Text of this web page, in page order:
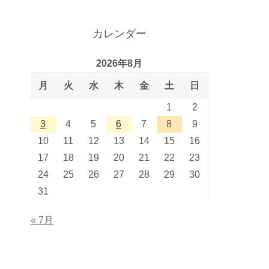
カレンダー
2026年8月
月 火 水 木 金 土 日
1
2
3
4 5 6 7 8
9
10
11 12 13 14 15
16
17
18 19 20 21 22
23
24
25 26 27 28 29
30
31
« 7月